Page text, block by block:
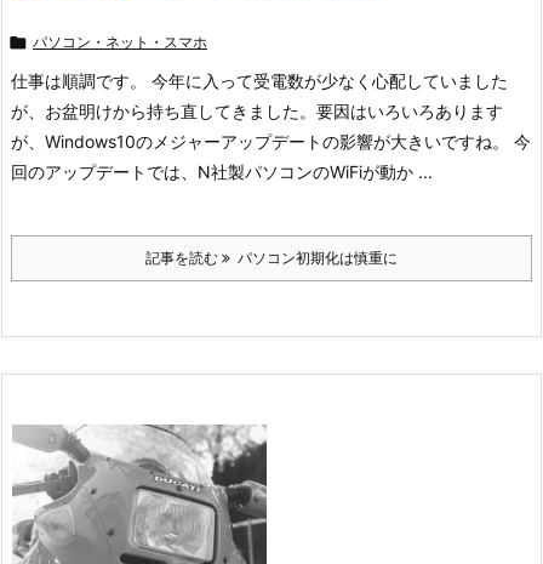
 パソコン・ネット・スマホ
仕事は順調です。 今年に入って受電数が少なく心配していました
が、お盆明けから持ち直してきました。要因はいろいろあります
が、Windows10のメジャーアップデートの影響が大きいですね。 今
回のアップデートでは、N社製パソコンのWiFiが動か ...
記事を読む パソコン初期化は慎重に